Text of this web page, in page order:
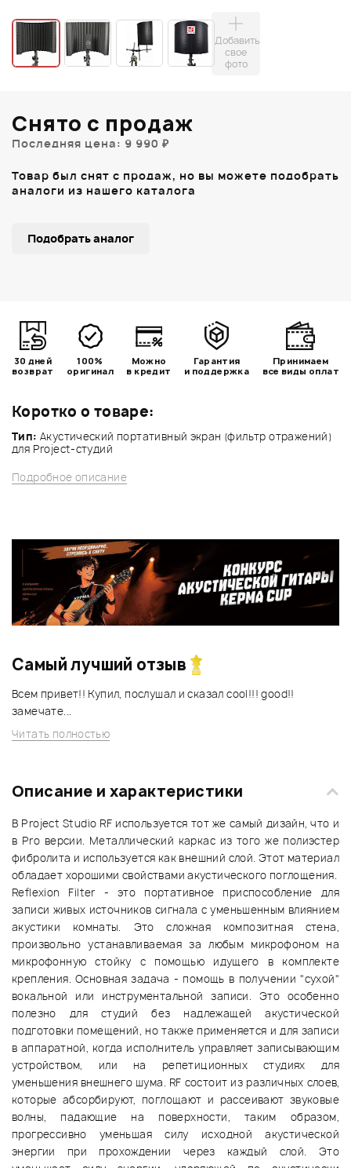
Добавить
свое
фото
Коротко о товаре:
Тип: Акустический портативный экран (фильтр отражений)
для Project-студий
Подробное описание
Снято с продаж
Последняя цена: 9 990 ₽
Товар был снят с продаж, но вы можете подобрать
аналоги из нашего каталога
Подобрать аналог
30 дней
возврат
100%
оригинал
Можно
в кредит
Гарантия
и поддержка
Принимаем
все виды оплат
Самый лучший отзыв
Всем привет!! Купил, послушал и сказал cool!!! good!!
замечате...
Читать полностью
Описание и характеристики
В Project Studio RF используется тот же самый дизайн, что и
в Pro версии. Металлический каркас из того же полиэстер
фибролита и используется как внешний слой. Этот материал
обладает хорошими свойствами акустического поглощения.
Reflexion Filter - это портативное приспособление для
записи живых источников сигнала с уменьшенным влиянием
акустики комнаты. Это сложная композитная стена,
произвольно устанавливаемая за любым микрофоном на
микрофонную стойку с помощью идущего в комплекте
крепления. Основная задача - помощь в получении "сухой"
вокальной или инструментальной записи. Это особенно
полезно для студий без надлежащей акустической
подготовки помещений, но также применяется и для записи
в аппаратной, когда исполнитель управляет записывающим
устройством, или на репетиционных студиях для
уменьшения внешнего шума. RF состоит из различных слоев,
которые абсорбируют, поглощают и рассеивают звуковые
волны, падающие на поверхности, таким образом,
прогрессивно уменьшая силу исходной акустической
энергии при прохождении через каждый слой. Это